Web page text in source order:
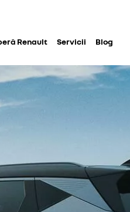
Renault Servicii Blog